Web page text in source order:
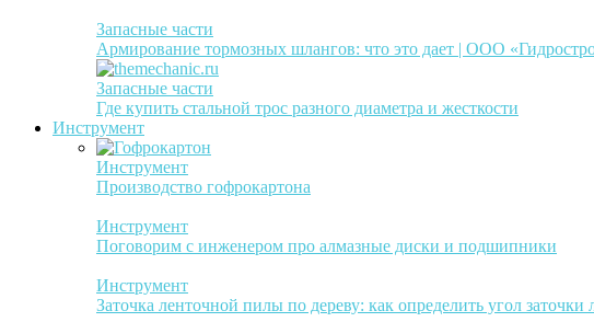
Запасные части
Армирование тормозных шлангов: что это дает | ООО
Запасные части
Где купить стальной трос разного диаметра и жесткости
Инструмент
Инструмент
Производство гофрокартона
Инструмент
Поговорим с инженером про алмазные диски и подшипники
Инструмент
Заточка ленточной пилы по дереву: как определить угол